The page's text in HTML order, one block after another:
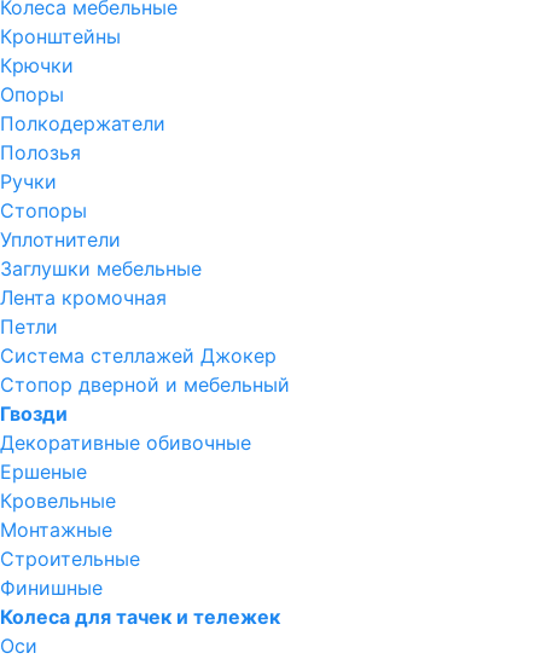
Колеса мебельные
Кронштейны
Крючки
Опоры
Полкодержатели
Полозья
Ручки
Стопоры
Уплотнители
Заглушки мебельные
Лента кромочная
Петли
Система стеллажей Джокер
Стопор дверной и мебельный
Гвозди
Декоративные обивочные
Ершеные
Кровельные
Монтажные
Строительные
Финишные
Колеса для тачек и тележек
Оси